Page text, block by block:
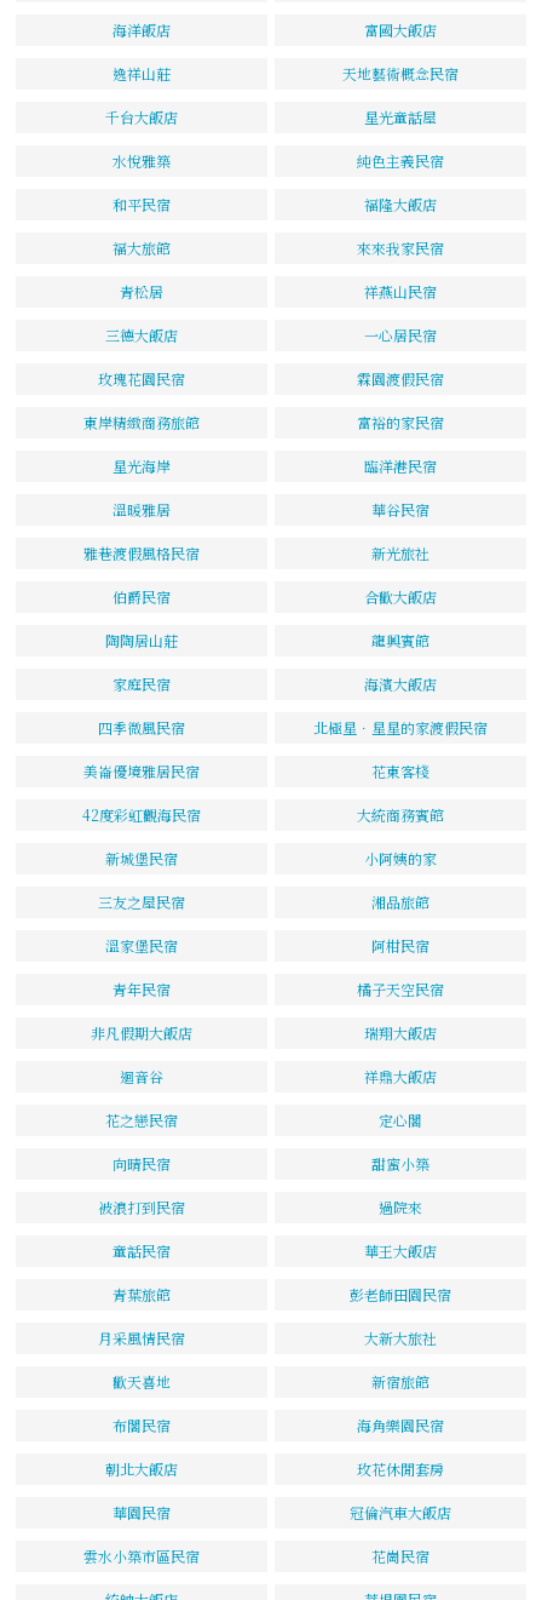
海洋飯店 富國大飯店
逸祥山莊 天地藝術概念民宿
千台大飯店 星光童話屋
水悅雅築 純色主義民宿
和平民宿 福隆大飯店
福大旅館 來來我家民宿
青松居 祥燕山民宿
三德大飯店 一心居民宿
玫瑰花園民宿 霖園渡假民宿
東岸精緻商務旅館 富裕的家民宿
星光海岸 臨洋港民宿
溫暖雅居 華谷民宿
雅巷渡假風格民宿 新光旅社
伯爵民宿 合歡大飯店
陶陶居山莊 龍興賓館
家庭民宿 海濱大飯店
四季微風民宿 北極星．星星的家渡假民宿
美崙優境雅居民宿 花東客棧
42度彩虹觀海民宿 大統商務賓館
新城堡民宿 小阿姨的家
三友之屋民宿 湘品旅館
溫家堡民宿 阿柑民宿
青年民宿 橘子天空民宿
非凡假期大飯店 瑞翔大飯店
迴音谷 祥鼎大飯店
花之戀民宿 定心閣
向晴民宿 甜蜜小築
被浪打到民宿 過院來
童話民宿 華王大飯店
青葉旅館 彭老師田園民宿
月采風情民宿 大新大旅社
歡天喜地 新宿旅館
布閣民宿 海角樂園民宿
朝北大飯店 玫花休閒套房
華園民宿 冠倫汽車大飯店
雲水小築市區民宿 花崗民宿